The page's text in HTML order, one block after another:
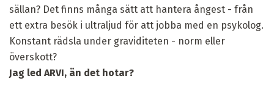
sällan? Det finns många sätt att hantera ångest - från
ett extra besök i ultraljud för att jobba med en psykolog.
Konstant rädsla under graviditeten - norm eller
överskott?
Jag led ARVI, än det hotar?